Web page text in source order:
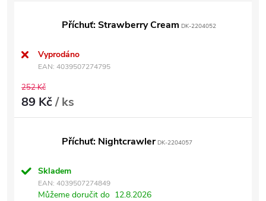
Příchuť: Strawberry Cream DK-2204052
Vyprodáno
EAN: 4039507274795
252 Kč
89 Kč/ ks
Příchuť: NightcrawlerDK-2204057
Skladem
EAN: 4039507274849
Můžeme doručit do 12.8.2026